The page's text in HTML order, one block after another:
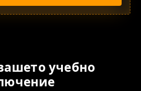
учебно